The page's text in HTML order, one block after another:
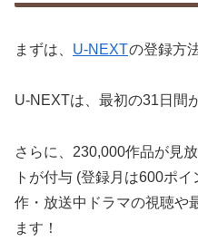
まずは、 U-NEXTの登録方
U-NEXTは、最初の31日間
さらに、230,000作品が見
トが付与 (登録月は600ポ
作・放送中ドラマの視聴や
ます！